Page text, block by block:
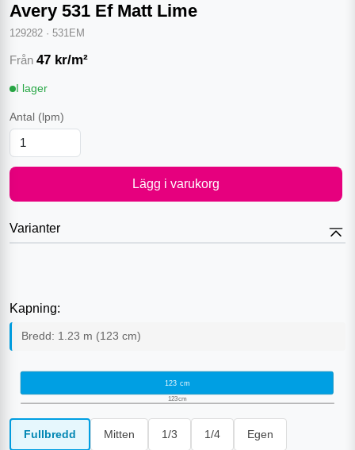
Avery 531 Ef Matt Lime
129282 · 531EM
Från 47 kr/m²
I lager
Antal (lpm)
Lägg i varukorg
Varianter
Kapning:
Bredd: 1.23 m (123 cm)
123 cm
123cm
Fullbredd Mitten 1/3 1/4 Egen